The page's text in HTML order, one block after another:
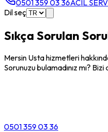
0501 359 03 36ACİL
Dil seç
Sıkça Sorulan
Mersin Usta hizmetleri
Sorunuzu bulamadınız mı? Bizi
0501 359 03 36